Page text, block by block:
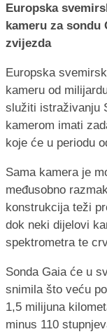
Europska
kameru za sondu
zvijezda
Europska
kameru od
služiti istraživanju
kamerom imati
koje će u periodu
Sama kamera je
međusobno
konstrukcija teži
dok neki dijelovi
spektrometra te
Sonda Gaia će u
snimila što veću
1,5 milijuna
minus 110